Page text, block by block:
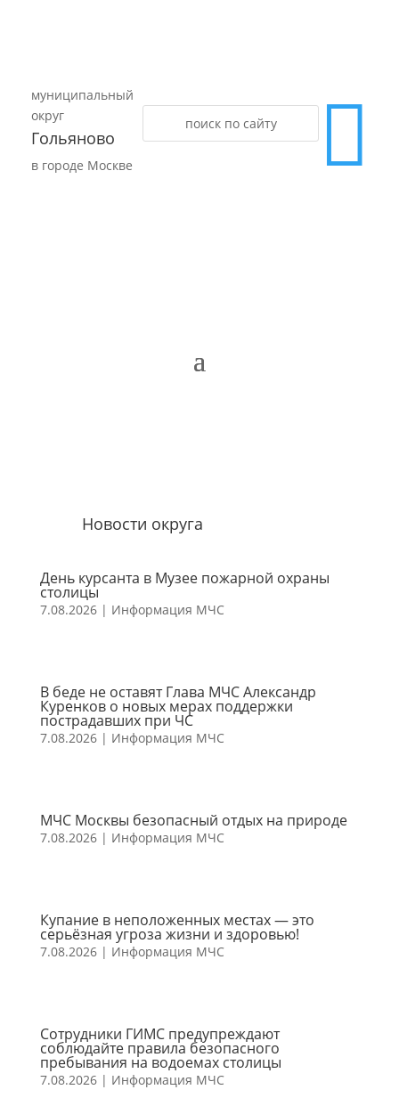
муниципальный
округ
Гольяново
в городе Москве 
Новости округа
День курсанта в Музее пожарной охраны
столицы
7.08.2026| Информация МЧС
В беде не оставят Глава МЧС Александр
Куренков о новых мерах поддержки
пострадавших при ЧС
7.08.2026| Информация МЧС
МЧС Москвы безопасный отдых на природе
7.08.2026| Информация МЧС
Купание в неположенных местах — это
серьёзная угроза жизни и здоровью!
7.08.2026| Информация МЧС
Сотрудники ГИМС предупреждают
соблюдайте правила безопасного
пребывания на водоемах столицы
7.08.2026| Информация МЧС